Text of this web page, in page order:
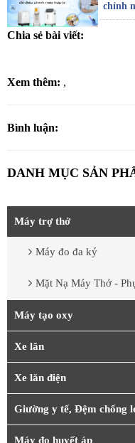
chỉnh
Chia sẻ bài viết:
Xem thêm: ,
Bình luận:
DANH MỤC SẢN
Máy trợ thở
Máy đo đa ký
Mặt Nạ Máy Thở -
Máy tạo oxy
Xe lăn
Xe lăn điện
Giường y tế, Đệm chống
Máy đo huyết áp